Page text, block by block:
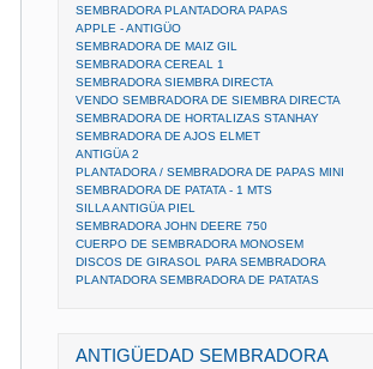
SEMBRADORA PLANTADORA PAPAS
APPLE - ANTIGÜO
SEMBRADORA DE MAIZ GIL
SEMBRADORA CEREAL 1
SEMBRADORA SIEMBRA DIRECTA
VENDO SEMBRADORA DE SIEMBRA DIRECTA
SEMBRADORA DE HORTALIZAS STANHAY
SEMBRADORA DE AJOS ELMET
ANTIGÜA 2
PLANTADORA / SEMBRADORA DE PAPAS MINI
SEMBRADORA DE PATATA - 1 MTS
SILLA ANTIGÜA PIEL
SEMBRADORA JOHN DEERE 750
CUERPO DE SEMBRADORA MONOSEM
DISCOS DE GIRASOL PARA SEMBRADORA
PLANTADORA SEMBRADORA DE PATATAS
ANTIGÜEDAD SEMBRADORA